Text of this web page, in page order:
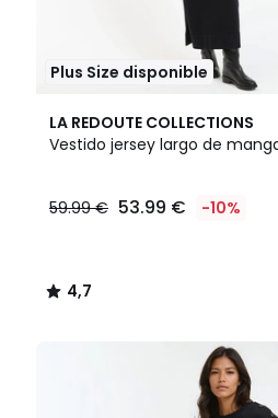
Plus Size disponible
LA REDOUTE COLLECTIONS
Vestido jersey largo de
59.99 € 53.99 € -10%
4,7
/ 5
3
Colores
4,7
/